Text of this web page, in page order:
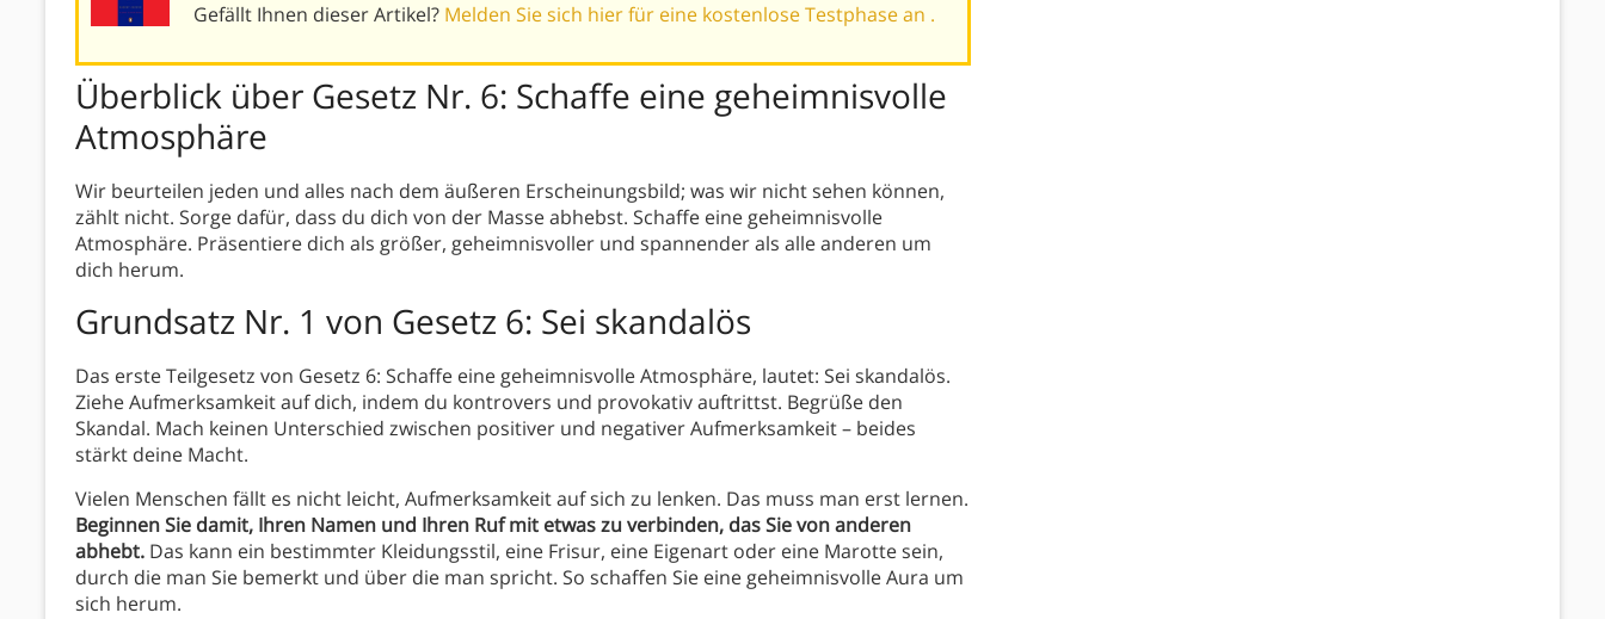
Gefällt Ihnen dieser Artikel? Melden Sie sich hier für eine kostenlose Testphase an .
Überblick über Gesetz Nr. 6: Schaffe eine geheimnisvolle
Atmosphäre
Wir beurteilen jeden und alles nach dem äußeren Erscheinungsbild; was wir nicht sehen können,
zählt nicht. Sorge dafür, dass du dich von der Masse abhebst. Schaffe eine geheimnisvolle
Atmosphäre. Präsentiere dich als größer, geheimnisvoller und spannender als alle anderen um
dich herum.
Grundsatz Nr. 1 von Gesetz 6: Sei skandalös
Das erste Teilgesetz von Gesetz 6: Schaffe eine geheimnisvolle Atmosphäre, lautet: Sei skandalös.
Ziehe Aufmerksamkeit auf dich, indem du kontrovers und provokativ auftrittst. Begrüße den
Skandal. Mach keinen Unterschied zwischen positiver und negativer Aufmerksamkeit – beides
stärkt deine Macht.
Vielen Menschen fällt es nicht leicht, Aufmerksamkeit auf sich zu lenken. Das muss man erst lernen.
Beginnen Sie damit, Ihren Namen und Ihren Ruf mit etwas zu verbinden, das Sie von anderen
abhebt. Das kann ein bestimmter Kleidungsstil, eine Frisur, eine Eigenart oder eine Marotte sein,
durch die man Sie bemerkt und über die man spricht. So schaffen Sie eine geheimnisvolle Aura um
sich herum.